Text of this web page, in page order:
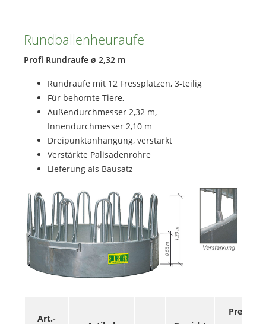
Rundballenheuraufe
Profi Rundraufe ø 2,32 m
Rundraufe mit 12 Fressplätzen, 3-teilig
Für behornte Tiere,
Außendurchmesser 2,32 m,
Innendurchmesser 2,10 m
Dreipunktanhängung, verstärkt
Verstärkte Palisadenrohre
Lieferung als Bausatz
Art.-
Preis